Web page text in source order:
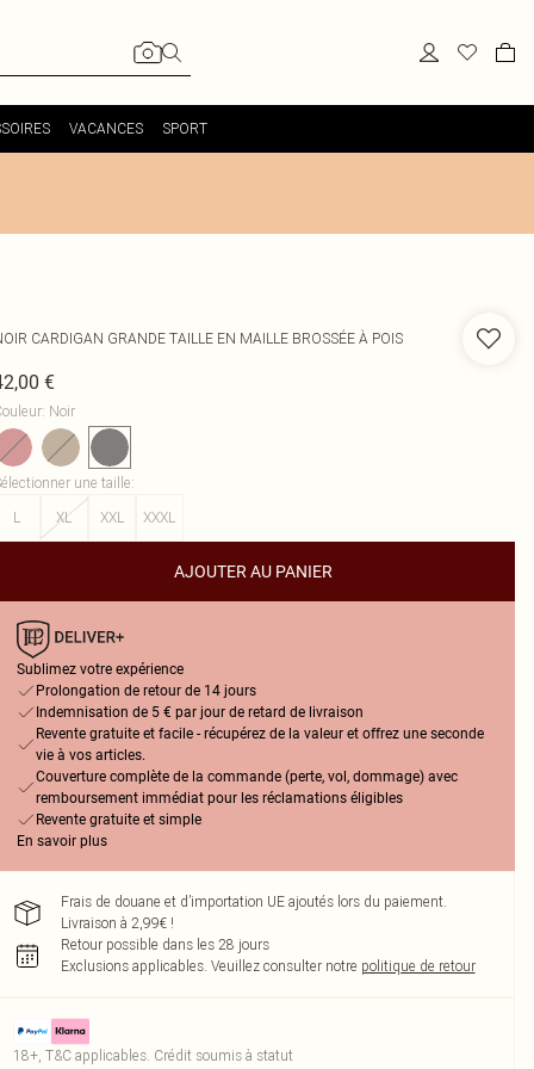
VACANCES SPORT
CARDIGAN GRANDE TAILLE EN MAILLE BROSSÉE À POIS
€
: Noir
une taille:
L
XL XXL XXXL
AJOUTER AU PANIER
Sublimez votre expérience
Prolongation de retour de 14 jours
Indemnisation de 5 € par jour de retard de livraison
Revente gratuite et facile - récupérez de la valeur et offrez une seconde
vie à vos articles.
Couverture complète de la commande (perte, vol, dommage) avec
remboursement immédiat pour les réclamations éligibles
Revente gratuite et simple
En savoir plus
Frais de douane et d’importation UE ajoutés lors du paiement.
Livraison à 2,99€ !
Retour possible dans les 28 jours
Exclusions applicables. Veuillez consulter notre politique de retour
18+, T&C applicables. Crédit soumis à statut